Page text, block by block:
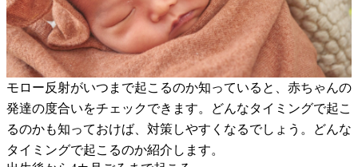
モロー反射がいつまで起こるのか知っていると、赤ちゃんの
発達の度合いをチェックできます。どんなタイミングで起こ
るのかも知っておけば、対策しやすくなるでしょう。どんな
タイミングで起こるのか紹介します。